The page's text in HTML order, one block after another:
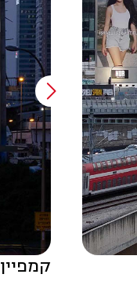
קמפיין IL MAKIAGE בפריסה ארצית